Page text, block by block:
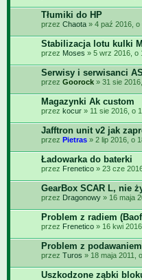
Tłumiki do HP
przez Chaota » 4 paź 2016, o
Stabilizacja lotu kulki
przez Moses » 5 wrz 2016, o
Serwisy i serwisanci
przez Goorock » 31 sie
Magazynki Ak custom
przez kocur » 11 sie 2016, o
Jafftron unit v2 jak
przez Pietras » 2 lip 2016, o
Ładowarka do baterki
przez Frenetico » 23 cze
GearBox SCAR L, nie
przez Dragonowy » 16 maja
Problem z radiem
przez Frenetico » 16 kwi
Problem z
przez Turos » 18 maja 2011,
Uszkodzone ząbki